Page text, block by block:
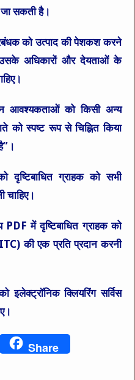
सकती है।
को उत्पाद की पेशकश करने
अधिकारों और देयताओं के
आवश्यकताओं को किसी अन्य
को स्पष्ट रूप से चिह्नित किया
दृष्टिबाधित ग्राहक को सभी
चाहिए।
में दृष्टिबाधित ग्राहक को
की एक प्रति प्रदान करनी
इलेक्ट्रॉनिक क्लियरिंग सर्विस
W
Share